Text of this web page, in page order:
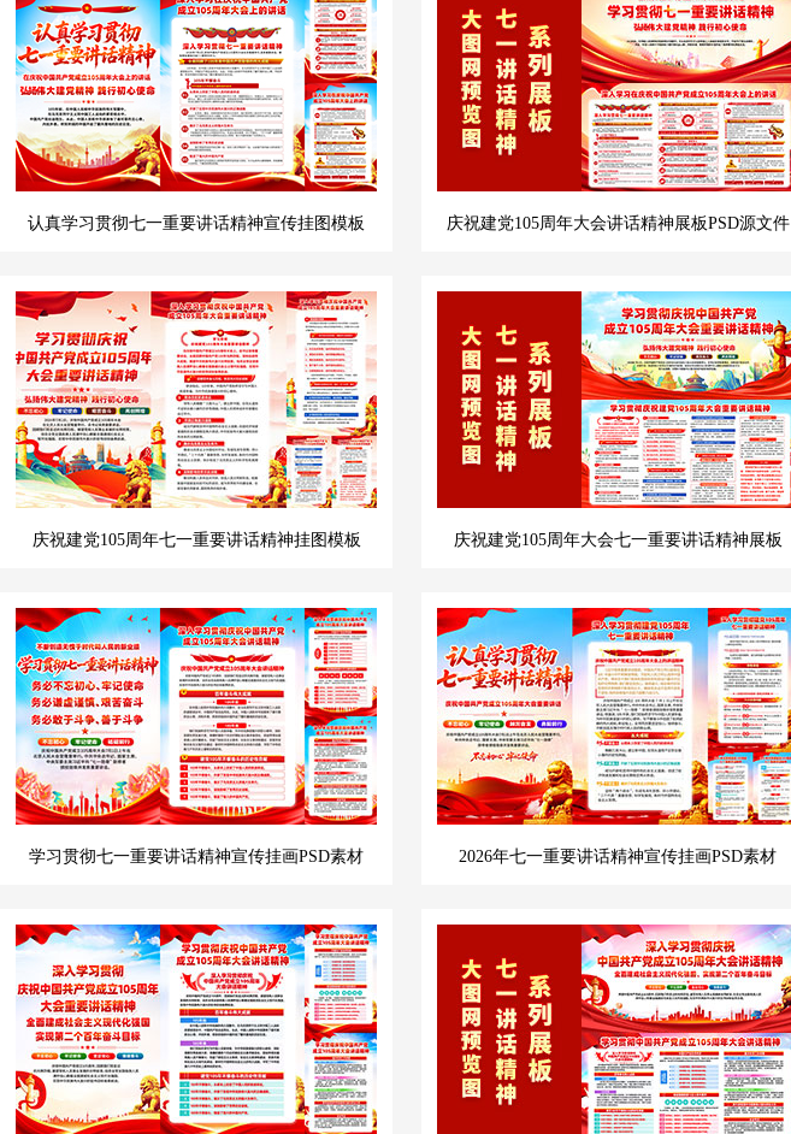
认真学习贯彻七一重要讲话精神宣传挂图模板 庆祝建党105周年大会讲话精神展板PSD源文件
庆祝建党105周年七一重要讲话精神挂图模板 庆祝建党105周年大会七一重要讲话精神展板
学习贯彻七一重要讲话精神宣传挂画PSD素材 2026年七一重要讲话精神宣传挂画PSD素材